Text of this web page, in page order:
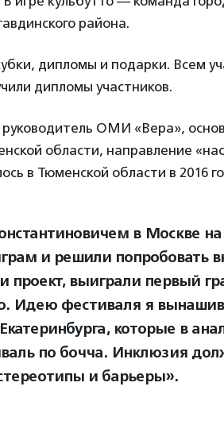
района.
дипломы и подарки. Всем
дипломы участников.
руководитель ОМИ «Вера»,
области, направление
в Тюменской области в 2016
в Москве
и решили попробовать
проект, выиграли первый
Идею фестиваля я
которые в
по бочча. Инклюзия
и барьеры».